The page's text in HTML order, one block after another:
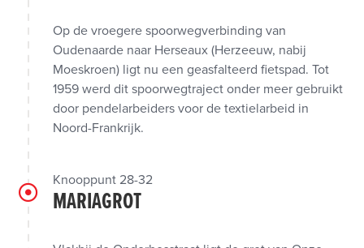
Op de vroegere spoorwegverbinding van
Oudenaarde naar Herseaux (Herzeeuw, nabij
Moeskroen) ligt nu een geasfalteerd fietspad. Tot
1959 werd dit spoorwegtraject onder meer gebruikt
door pendelarbeiders voor de textielarbeid in
Noord-Frankrijk.
Knooppunt 28-32
MARIAGROT